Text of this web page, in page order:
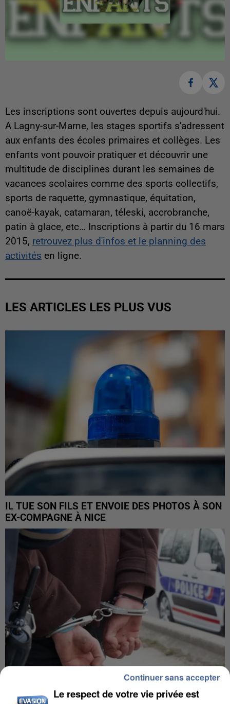
Les inscriptions sont ouvertes depuis aujourd'hui.
A Lagny-sur-Marne, les stages sportifs s'adressent
aux enfants des écoles primaires et collèges. Les
enfants vont pouvoir pratiquer et découvrir une
multitude de disciplines durant les semaines de
vacances scolaires comme des sports collectifs,
sports de raquette, gymnastique, équitation,
canoë-kayak, catamaran, téleski, accrobranche,
patin à glace, etc… Inscriptions à partir du 16 mars
2015, retrouvez plus d'infos et le planning des
activités en ligne.
LES ARTICLES LES PLUS VUS
IL TUE SON FILS ET ENVOIE DES PHOTOS À SON
EX-COMPAGNE À NICE
Le respect de votre vie privée est
Continuer sans accepter